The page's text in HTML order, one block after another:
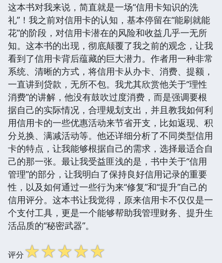
这本书对我来说，简直就是一场“信用卡知识的洗
礼”！我之前对信用卡的认知，基本停留在“能刷就能
花”的阶段，对信用卡潜在的风险和收益几乎一无所
知。这本书的出现，彻底颠覆了我之前的观念，让我
看到了信用卡背后蕴藏的巨大潜力。作者用一种非常
系统、清晰的方式，将信用卡从办卡、消费、提额，
一直讲到贷款，无所不包。我尤其欣赏他关于“理性
消费”的讲解，他没有鼓吹过度消费，而是强调要根
据自己的实际情况，合理规划支出，并且教我如何利
用信用卡的一些优惠活动来节省开支，比如返现、积
分兑换、满减活动等。他还详细分析了不同类型信用
卡的特点，让我能够根据自己的需求，选择最适合自
己的那一张。最让我受益匪浅的是，书中关于“信用
管理”的部分，让我明白了保持良好信用记录的重要
性，以及如何通过一些行为来“修复”和“提升”自己的
信用评分。这本书让我觉得，原来信用卡不仅仅是一
个支付工具，更是一个能够帮助我管理财务、提升生
活品质的“秘密武器”。
评分☆☆☆☆☆